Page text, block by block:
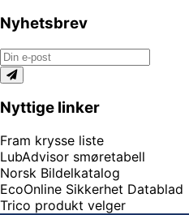
Nyhetsbrev
Nyttige linker
Fram krysse liste
LubAdvisor smøretabell
Norsk Bildelkatalog
EcoOnline Sikkerhet Datablad
Trico produkt velger